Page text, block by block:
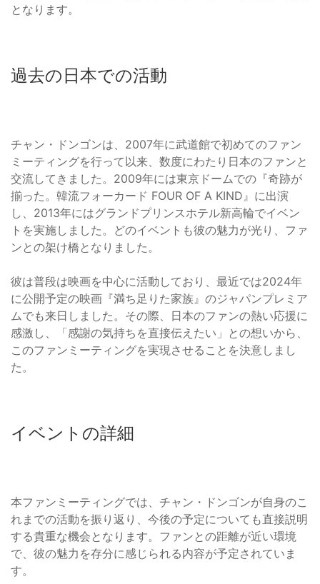
となります。
過去の日本での活動
チャン・ドンゴンは、2007年に武道館で初めてのファン
ミーティングを行って以来、数度にわたり日本のファンと
交流してきました。2009年には東京ドームでの『奇跡が
揃った。韓流フォーカード FOUR OF A KIND』に出演
し、2013年にはグランドプリンスホテル新高輪でイベン
トを実施しました。どのイベントも彼の魅力が光り、ファ
ンとの架け橋となりました。
彼は普段は映画を中心に活動しており、最近では2024年
に公開予定の映画『満ち足りた家族』のジャパンプレミア
ムでも来日しました。その際、日本のファンの熱い応援に
感激し、「感謝の気持ちを直接伝えたい」との想いから、
このファンミーティングを実現させることを決意しまし
た。
イベントの詳細
本ファンミーティングでは、チャン・ドンゴンが自身のこ
れまでの活動を振り返り、今後の予定についても直接説明
する貴重な機会となります。ファンとの距離が近い環境
で、彼の魅力を存分に感じられる内容が予定されていま
す。